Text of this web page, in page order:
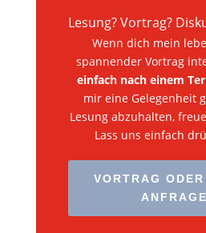
Lesung? Vortrag?
Wenn dich mein
spannender Vortrag
einfach nach einem
mir eine Gelegenheit
Lesung abzuhalten,
Lass uns einfach
VORTRAG